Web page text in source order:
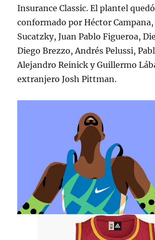
Insurance Classic. El plantel
conformado por Héctor Campana,
Sucatzky, Juan Pablo Figueroa,
Diego Brezzo, Andrés Pelussi,
Alejandro Reinick y Guillermo
extranjero Josh Pittman.